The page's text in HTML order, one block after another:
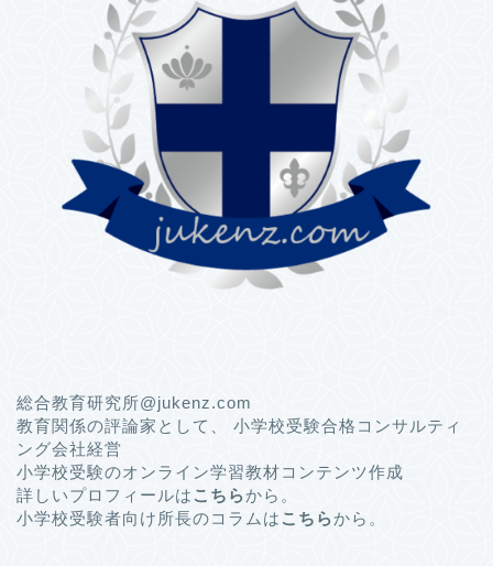
総合教育研究所@jukenz.com
教育関係の評論家として、 小学校受験合格コンサルティ
ング会社経営
小学校受験のオンライン学習教材コンテンツ作成
詳しいプロフィールはこちらから。
小学校受験者向け所長のコラムはこちらから。